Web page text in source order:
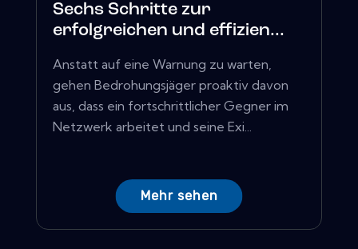
Sechs Schritte zur
erfolgreichen und effizien...
Anstatt auf eine Warnung zu warten,
gehen Bedrohungsjäger proaktiv davon
aus, dass ein fortschrittlicher Gegner im
Netzwerk arbeitet und seine Exi...
Mehr sehen